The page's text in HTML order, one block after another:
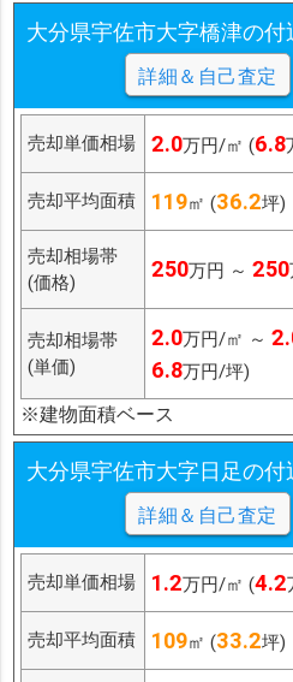
大分県宇佐市大字橋津の付
詳細＆自己査定
売却単価相場 2.0万円/㎡ (6.8
売却平均面積 119㎡ (36.2坪)
売却相場帯
(価格)
250万円 ～ 250
売却相場帯
(単価)
2.0万円/㎡ ～
6.8万円/坪)
※建物面積ベース
大分県宇佐市大字日足の付
詳細＆自己査定
売却単価相場 1.2万円/㎡ (4.2
売却平均面積 109㎡ (33.2坪)